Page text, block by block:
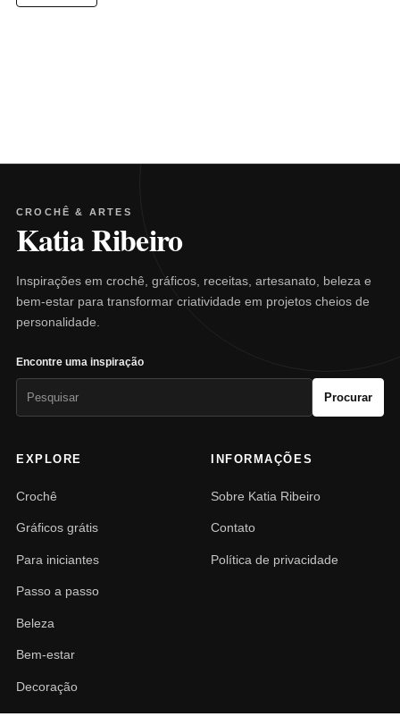
CROCHÊ & ARTES
Katia Ribeiro
Inspirações em crochê, gráficos, receitas, artesanato, beleza e
bem-estar para transformar criatividade em projetos cheios de
personalidade.
Encontre uma inspiração
Procurar
EXPLORE
Crochê
Gráficos grátis
Para iniciantes
Passo a passo
Beleza
Bem-estar
Decoração
PAISAGISMO
INFORMAÇÕES
Sobre Katia Ribeiro
Contato
Política de privacidade